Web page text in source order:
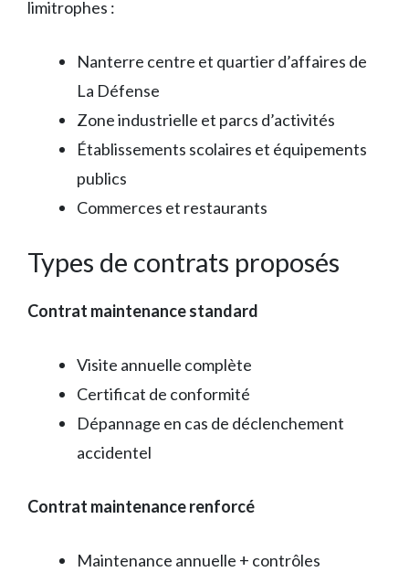
limitrophes :
Nanterre centre et quartier d’affaires de
La Défense
Zone industrielle et parcs d’activités
Établissements scolaires et équipements
publics
Commerces et restaurants
Types de contrats proposés
Contrat maintenance standard
Visite annuelle complète
Certificat de conformité
Dépannage en cas de déclenchement
accidentel
Contrat maintenance renforcé
Maintenance annuelle + contrôles